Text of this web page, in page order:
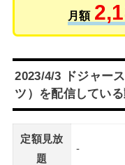
月額
2023/4/3 ドジャー
ツ）を配信してい
定額見放
題
-